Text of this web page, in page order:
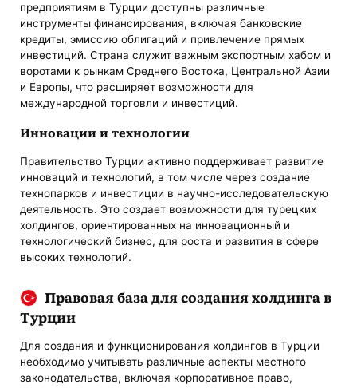
предприятиям в Турции доступны различные
инструменты финансирования, включая банковские
кредиты, эмиссию облигаций и привлечение прямых
инвестиций. Страна служит важным экспортным хабом и
воротами к рынкам Среднего Востока, Центральной Азии
и Европы, что расширяет возможности для
международной торговли и инвестиций.
Инновации и технологии
Правительство Турции активно поддерживает развитие
инноваций и технологий, в том числе через создание
технопарков и инвестиции в научно-исследовательскую
деятельность. Это создает возможности для турецких
холдингов, ориентированных на инновационный и
технологический бизнес, для роста и развития в сфере
высоких технологий.
Правовая база для создания холдинга в
Турции
Для создания и функционирования холдингов в Турции
необходимо учитывать различные аспекты местного
законодательства, включая корпоративное право,